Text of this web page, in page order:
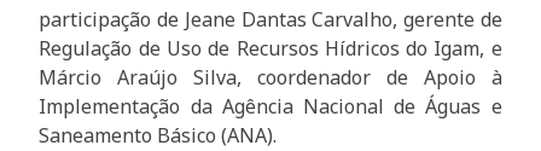
participação de Jeane Dantas Carvalho, gerente de
Regulação de Uso de Recursos Hídricos do Igam, e
Márcio Araújo Silva, coordenador de Apoio à
Implementação da Agência Nacional de Águas e
Saneamento Básico (ANA).